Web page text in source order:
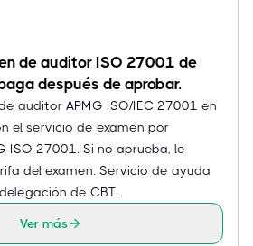
de auditor ISO 27001 de
después de aprobar.
auditor APMG ISO/IEC 27001 en
el servicio de examen por
ISO 27001. Si no aprueba, le
del examen. Servicio de ayuda
de CBT.
Ver más